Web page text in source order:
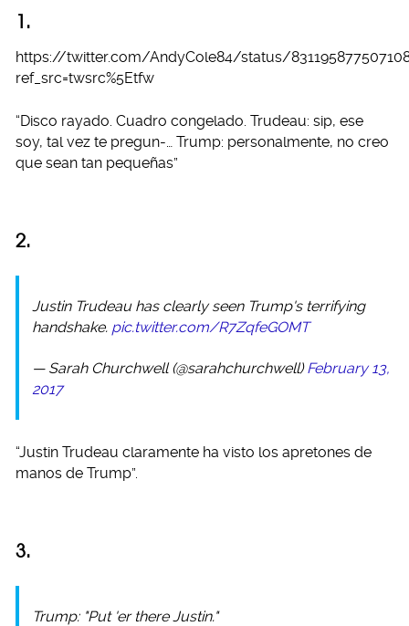
1.
https://twitter.com/AndyCole84/status/
ref_src=twsrc%5Etfw
“Disco rayado. Cuadro congelado. Trudeau: sip, ese
soy, tal vez te pregun-… Trump: personalmente, no creo
que sean tan pequeñas”
2.
Justin Trudeau has clearly seen Trump's terrifying
handshake. pic.twitter.com/R7ZqfeGOMT
— Sarah Churchwell (@sarahchurchwell)February 13,
2017
“Justin Trudeau claramente ha visto los apretones de
manos de Trump”.
3.
Trump: "Put 'er there Justin."